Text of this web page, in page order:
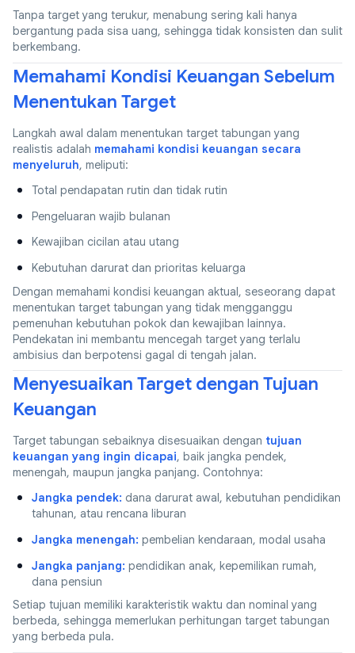
Tanpa target yang terukur, menabung sering kali hanya
bergantung pada sisa uang, sehingga tidak konsisten dan sulit
berkembang.
Memahami Kondisi Keuangan Sebelum
Menentukan Target
Langkah awal dalam menentukan target tabungan yang
realistis adalah memahami kondisi keuangan secara
menyeluruh, meliputi:
Total pendapatan rutin dan tidak rutin
Pengeluaran wajib bulanan
Kewajiban cicilan atau utang
Kebutuhan darurat dan prioritas keluarga
Dengan memahami kondisi keuangan aktual, seseorang dapat
menentukan target tabungan yang tidak mengganggu
pemenuhan kebutuhan pokok dan kewajiban lainnya.
Pendekatan ini membantu mencegah target yang terlalu
ambisius dan berpotensi gagal di tengah jalan.
Menyesuaikan Target dengan Tujuan
Keuangan
Target tabungan sebaiknya disesuaikan dengan tujuan
keuangan yang ingin dicapai, baik jangka pendek,
menengah, maupun jangka panjang. Contohnya:
Jangka pendek: dana darurat awal, kebutuhan pendidikan
tahunan, atau rencana liburan
Jangka menengah: pembelian kendaraan, modal usaha
Jangka panjang: pendidikan anak, kepemilikan rumah,
dana pensiun
Setiap tujuan memiliki karakteristik waktu dan nominal yang
berbeda, sehingga memerlukan perhitungan target tabungan
yang berbeda pula.